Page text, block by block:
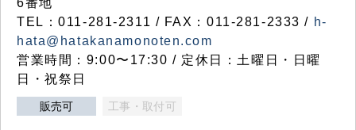
6番地
TEL：011-281-2311 / FAX：011-281-2333 / h-
hata@hatakanamonoten.com
営業時間：9:00〜17:30 / 定休日：土曜日・日曜
日・祝祭日
販売可 工事・取付可